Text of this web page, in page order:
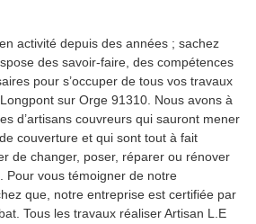
activité depuis des années ; sachez
des savoir-faire, des compétences
pour s’occuper de tous vos travaux
sur Orge 91310. Nous avons à
d’artisans couvreurs qui sauront mener
couverture et qui sont tout à fait
de changer, poser, réparer ou rénover
Pour vous témoigner de notre
que, notre entreprise est certifiée par
Tous les travaux réaliser Artisan L.E